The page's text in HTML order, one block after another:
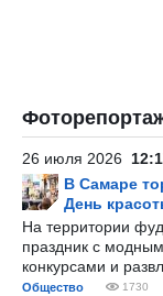
26 июля 2026
В Самаре
День
На территории
праздник с
конкурсами и
Общество 1730